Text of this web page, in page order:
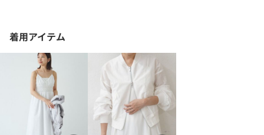
着用アイテム